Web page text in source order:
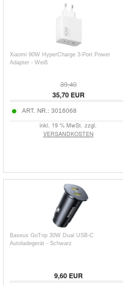
Xiaomi 90W HyperCharge 3-Port Power
Adapter - Weiß
39,40
35,70EUR
ART. NR.: 3016068
inkl. 19 % MwSt. zzgl.
VERSANDKOSTEN
Baseus GoTrip 30W Dual USB-C
Autoladegerät - Schwarz
9,60EUR